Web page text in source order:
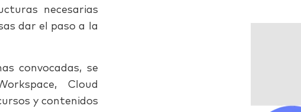
necesarias
dar el paso a la
convocadas, se
Cloud
y contenidos